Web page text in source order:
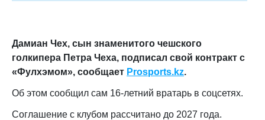
Дамиан Чех, сын знаменитого чешского
голкипера Петра Чеха, подписал свой контракт с
«Фулхэмом», сообщает Prosports.kz.
Об этом сообщил сам 16-летний вратарь в соцсетях.
Соглашение с клубом рассчитано до 2027 года.